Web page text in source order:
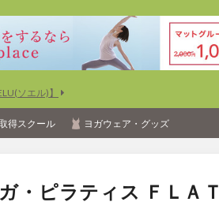
ソエル)】
得スクール ヨガウェア・グッズ
・ピラティス ＦＬＡＴ